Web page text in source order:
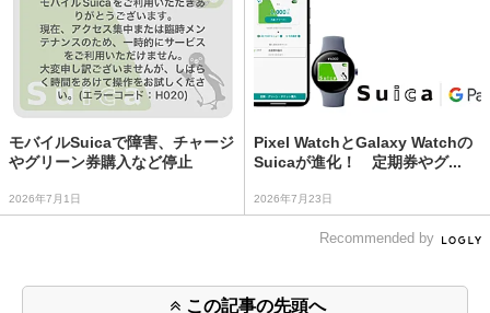
モバイルSuicaで障害、チャージ
やグリーン券購入など停止
2026年7月1日
Pixel WatchとGalaxy Watchの
Suicaが進化！ 定期券やグ...
2026年7月23日
Recommended by
この記事の先頭へ